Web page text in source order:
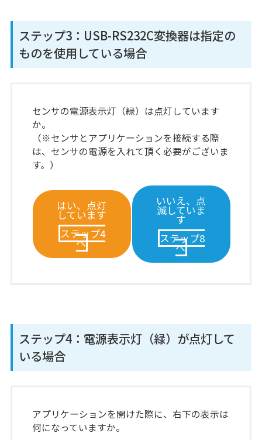
ステップ3：USB-RS232C変換器は指定の
ものを使用している場合
センサの電源表示灯（緑）は点灯しています
か。
（※センサとアプリケーションを接続する際
は、センサの電源を入れて頂く必要がございま
す。）
はい、点灯
しています
ステップ4
へ
いいえ、点
滅していま
す
ステップ8
へ
ステップ4：電源表示灯（緑）が点灯して
いる場合
アプリケーションを開けた際に、右下の表示は
何になっていますか。